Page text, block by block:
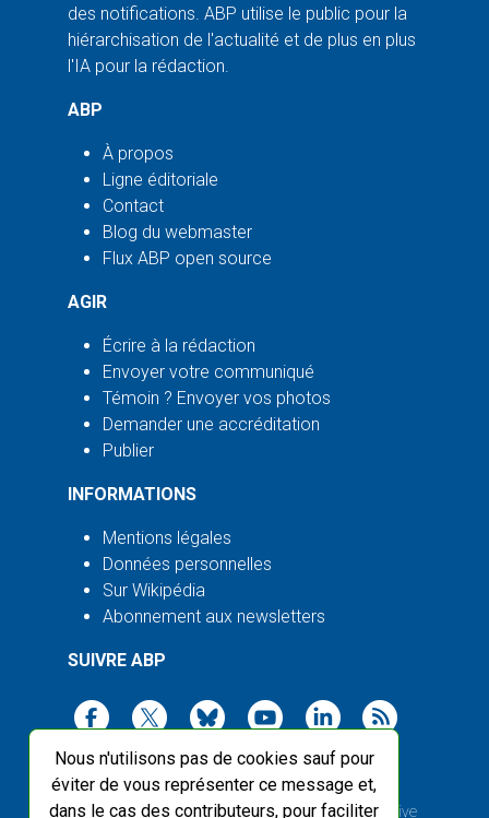
Nous n'utilisons pas de cookies sauf pour
éviter de vous représenter ce message et,
dans le cas des contributeurs, pour faciliter
des notifications. ABP utilise le public pour la
hiérarchisation de l'actualité et de plus en plus
l'IA pour la rédaction.
ABP
À propos
Ligne éditoriale
Contact
Blog du webmaster
Flux ABP open source
AGIR
Écrire à la rédaction
Envoyer votre communiqué
Témoin ? Envoyer vos photos
Demander une accréditation
Publier
INFORMATIONS
Mentions légales
Données personnelles
Sur Wikipédia
Abonnement aux newsletters
SUIVRE ABP
2003-2026 ©Agence Bretagne Presse, sauf Creative